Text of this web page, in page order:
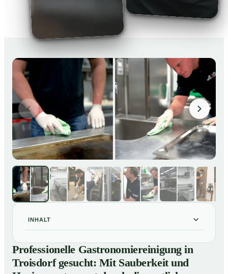
INHALT
01 Professionelle Gastronomiereinigung in Troisdorf
gesucht: Mit Sauberkeit und Hygiene entspannt durch
die amtliche Kontrolle
Professionelle Gastronomiereinigung in
Troisdorf gesucht: Mit Sauberkeit und